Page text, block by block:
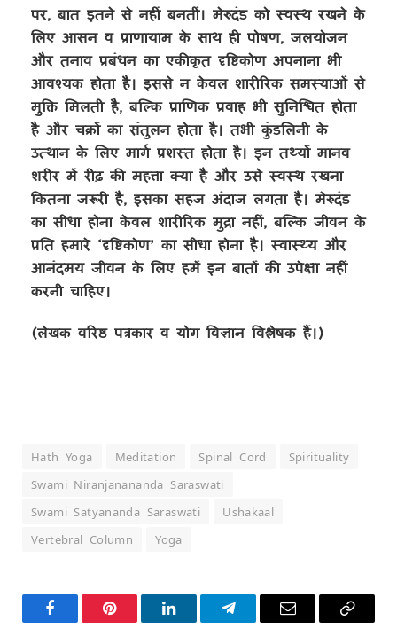
पर, बात इतने से नहीं बनतीं। मेरुदंड को स्वस्थ रखने के
लिए आसन व प्राणायाम के साथ ही पोषण, जलयोजन
और तनाव प्रबंधन का एकीकृत दृष्टिकोण अपनाना भी
आवश्यक होता है। इससे न केवल शारीरिक समस्याओं से
मुक्ति मिलती है, बल्कि प्राणिक प्रवाह भी सुनिश्चित होता
है और चक्रों का संतुलन होता है। तभी कुंडलिनी के
उत्थान के लिए मार्ग प्रशस्त होता है। इन तथ्यों मानव
शरीर में रीढ़ की महत्ता क्या है और उसे स्वस्थ रखना
कितना जरूरी है, इसका सहज अंदाज लगता है। मेरुदंड
का सीधा होना केवल शारीरिक मुद्रा नहीं, बल्कि जीवन के
प्रति हमारे ‘दृष्टिकोण’ का सीधा होना है। स्वास्थ्य और
आनंदमय जीवन के लिए हमें इन बातों की उपेक्षा नहीं
करनी चाहिए।
(लेखक वरिष्ठ पत्रकार व योग विज्ञान विश्लेषक हैं।)
Hath Yoga Meditation Spinal Cord
Spirituality
Swami Niranjanananda Saraswati
Swami Satyananda Saraswati
Ushakaal
Vertebral Column
Yoga
FacebookPinterest LinkedInTelegramEmail
Copy